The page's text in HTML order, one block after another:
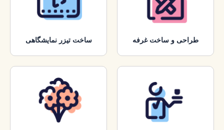
طراحی و ساخت غرفه ساخت تیزر نمایشگاهی